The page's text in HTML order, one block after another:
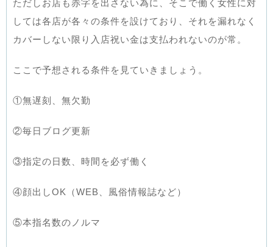
ただしお店も赤字を出さない為に、そこで働く女性に対
しては各店が各々の条件を設けており、それを漏れなく
カバーしない限り入店祝い金は支払われないのが常。
ここで予想される条件を見ていきましょう。
①無遅刻、無欠勤
②毎日ブログ更新
③指定の日数、時間を必ず働く
④顔出しOK（WEB、風俗情報誌など）
⑤本指名数のノルマ